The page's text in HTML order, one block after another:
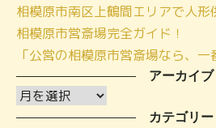
相模原市南区上鶴間エリアで人形
相模原市営斎場完全ガイド！
「公営の相模原市営斎場なら、一
アーカイブ
ア
ー
カテゴリー